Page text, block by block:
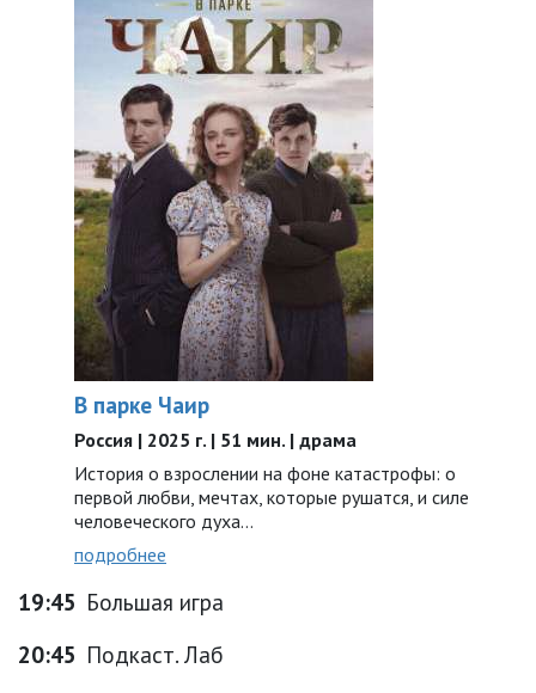
В парке Чаир
Россия | 2025 г. | 51 мин. | драма
История о взрослении на фоне катастрофы: о
первой любви, мечтах, которые рушатся, и силе
человеческого духа…
подробнее
19:45 Большая игра
20:45 Подкаст. Лаб